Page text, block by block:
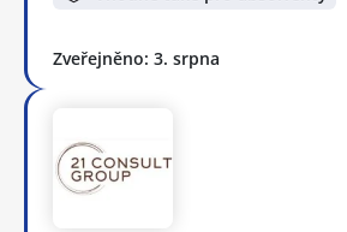
Zveřejněno: 3. srpna